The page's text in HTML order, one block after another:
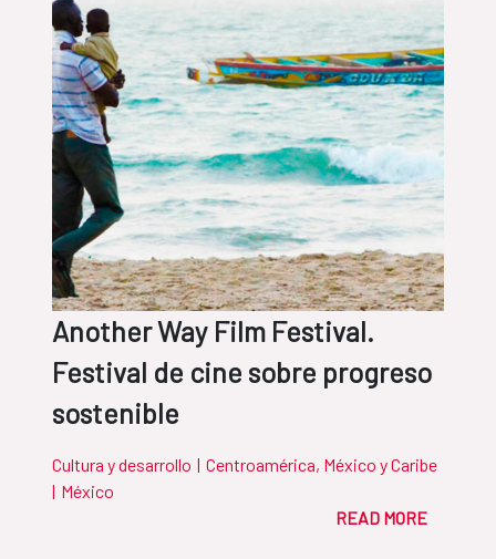
Another Way Film Festival.
Festival de cine sobre progreso
sostenible
Cultura y desarrollo | Centroamérica, México y Caribe
| México
READ MORE